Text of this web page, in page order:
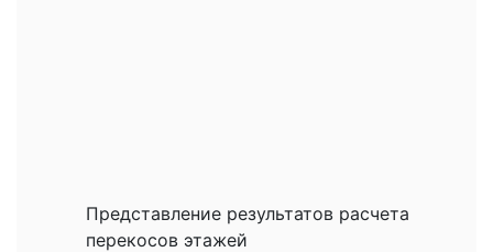
Представление результатов расчета
перекосов этажей